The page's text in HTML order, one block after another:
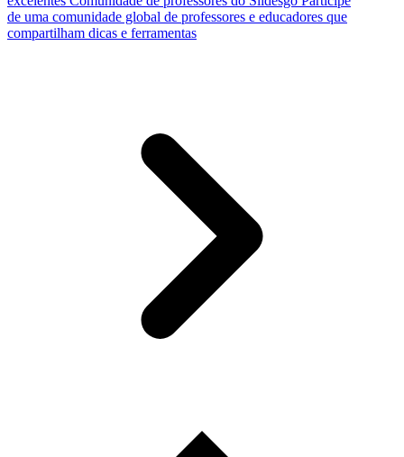
de uma comunidade global de professores e educadores que
compartilham dicas e ferramentas